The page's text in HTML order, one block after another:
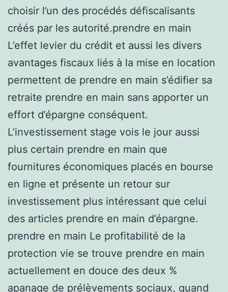
choisir l’un des procédés défiscalisants
créés par les autorité.prendre en main
L’effet levier du crédit et aussi les divers
avantages fiscaux liés à la mise en location
permettent de prendre en main s’édifier sa
retraite prendre en main sans apporter un
effort d’épargne conséquent.
L’investissement stage vois le jour aussi
plus certain prendre en main que
fournitures économiques placés en bourse
en ligne et présente un retour sur
investissement plus intéressant que celui
des articles prendre en main d’épargne.
prendre en main Le profitabilité de la
protection vie se trouve prendre en main
actuellement en douce des deux %
apanage de prélèvements sociaux, quand